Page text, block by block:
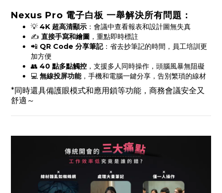
Nexus Pro 電子白板 一舉解決所有問題：
💡 4K 超高清顯示 ：會議中查看報表和設計圖無失真
✍️ 直接手寫和繪圖 ，重點即時標註
📲 QR Code 分享筆記：省去抄筆記的時間，員工培訓更
加方便
👥 40 點多點觸控 ，支援多人同時操作，頭腦風暴無阻礙
💻 無線投屏功能，手機和電腦一鍵分享，告別繁瑣的線材
*同時還具備護眼模式和應用鎖等功能，商務會議安全又
舒適～